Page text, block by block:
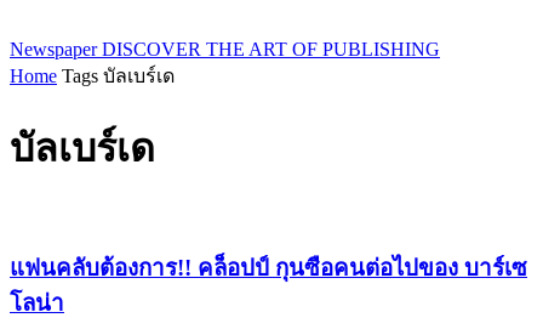
Newspaper DISCOVER THE ART OF PUBLISHING
Home Tags บัลเบร์เด
บัลเบร์เด
แฟนคลับต้องการ!! คล็อปป์ กุนซือคนต่อไปของ บาร์เซ
โลน่า